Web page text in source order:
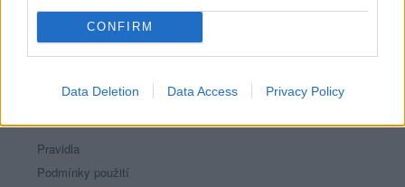
CONFIRM
Data Deletion Data Access Privacy Policy
Nápověda
Podpořte nás
Kontakt
Pravidla
Podmínky použití